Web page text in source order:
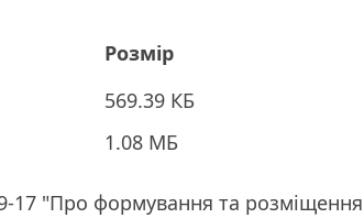
Розмір
569.39 КБ
1.08 МБ
17 "Про формування та розміщення